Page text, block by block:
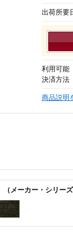
出荷所要
利用可能
決済方法
商品説明
（メーカー・シリー